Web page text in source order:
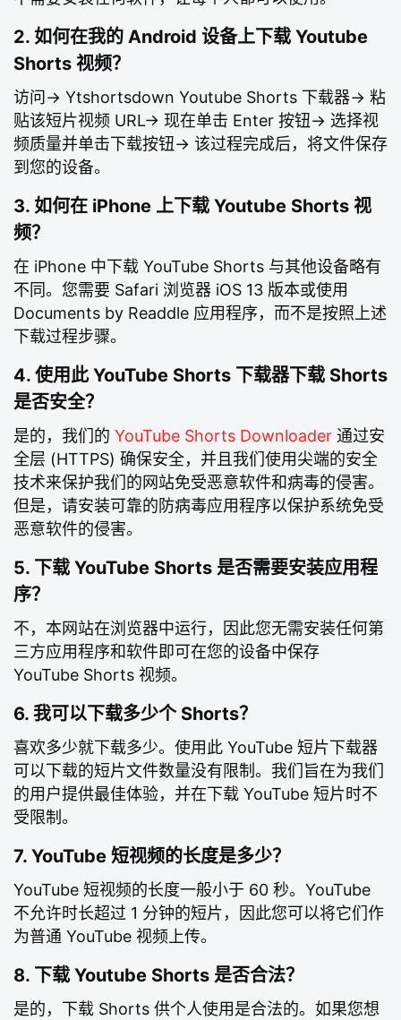
2. 如何在我的 Android 设备上下载 Youtube
Shorts 视频？
访问-> Ytshortsdown Youtube Shorts 下载器-> 粘
贴该短片视频 URL-> 现在单击 Enter 按钮-> 选择视
频质量并单击下载按钮-> 该过程完成后，将文件保存
到您的设备。
3. 如何在 iPhone 上下载 Youtube Shorts 视
频？
在 iPhone 中下载 YouTube Shorts 与其他设备略有
不同。您需要 Safari 浏览器 iOS 13 版本或使用
Documents by Readdle 应用程序，而不是按照上述
下载过程步骤。
4. 使用此 YouTube Shorts 下载器下载 Shorts
是否安全？
是的，我们的 YouTube Shorts Downloader 通过安
全层 (HTTPS) 确保安全，并且我们使用尖端的安全
技术来保护我们的网站免受恶意软件和病毒的侵害。
但是，请安装可靠的防病毒应用程序以保护系统免受
恶意软件的侵害。
5. 下载 YouTube Shorts 是否需要安装应用程
序？
不，本网站在浏览器中运行，因此您无需安装任何第
三方应用程序和软件即可在您的设备中保存
YouTube Shorts 视频。
6. 我可以下载多少个 Shorts？
喜欢多少就下载多少。使用此 YouTube 短片下载器
可以下载的短片文件数量没有限制。我们旨在为我们
的用户提供最佳体验，并在下载 YouTube 短片时不
受限制。
7. YouTube 短视频的长度是多少？
YouTube 短视频的长度一般小于 60 秒。YouTube
不允许时长超过 1 分钟的短片，因此您可以将它们作
为普通 YouTube 视频上传。
8. 下载 Youtube Shorts 是否合法？
是的，下载 Shorts 供个人使用是合法的。如果您想